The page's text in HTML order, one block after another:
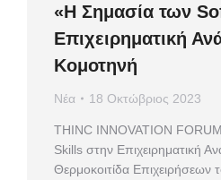
«Η Σημασία των
Επιχειρηματική
Κομοτηνή
Νέα 18 Οκτώβριος 2023
ΤHINC INNOVATION
Skills στην Επιχειρηματική
Θερμοκοιτίδα Επιχειρήσεων